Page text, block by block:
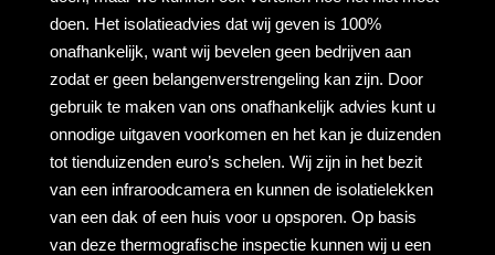
doen. Het isolatieadvies dat wij geven is 100%
onafhankelijk, want wij bevelen geen bedrijven aan
zodat er geen belangenverstrengeling kan zijn. Door
gebruik te maken van ons onafhankelijk advies kunt u
onnodige uitgaven voorkomen en het kan je duizenden
tot tienduizenden euro’s schelen. Wij zijn in het bezit
van een infraroodcamera en kunnen de isolatielekken
van een dak of een huis voor u opsporen. Op basis
van deze thermografische inspectie kunnen wij u een